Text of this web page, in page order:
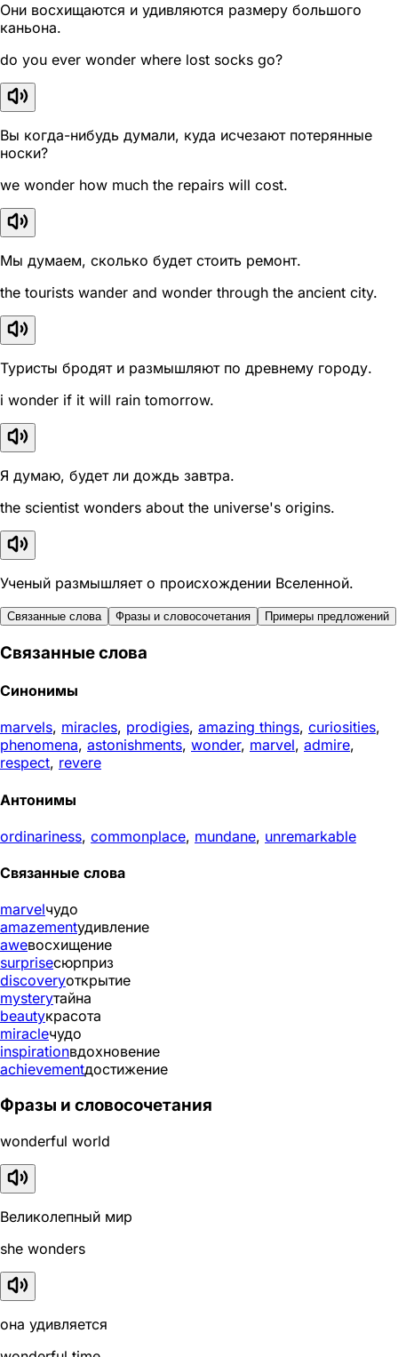
Они восхищаются и удивляются размеру большого
каньона.
do you ever wonder where lost socks go?
Вы когда-нибудь думали, куда исчезают потерянные
носки?
we wonder how much the repairs will cost.
Мы думаем, сколько будет стоить ремонт.
the tourists wander and wonder through the ancient city.
Туристы бродят и размышляют по древнему городу.
i wonder if it will rain tomorrow.
Я думаю, будет ли дождь завтра.
the scientist wonders about the universe's origins.
Ученый размышляет о происхождении Вселенной.
Связанные слова Фразы и словосочетания Примеры предложений
Связанные слова
Синонимы
marvels, miracles, prodigies, amazing things, curiosities,
phenomena, astonishments, wonder, marvel, admire,
respect, revere
Антонимы
ordinariness, commonplace, mundane, unremarkable
Связанные слова
marvelчудо
amazementудивление
aweвосхищение
surpriseсюрприз
discoveryоткрытие
mysteryтайна
beautyкрасота
miracleчудо
inspirationвдохновение
achievementдостижение
Фразы и словосочетания
wonderful world
Великолепный мир
she wonders
она удивляется